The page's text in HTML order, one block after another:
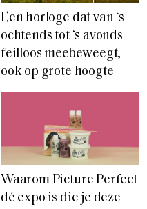
Een horloge dat van ‘s
ochtends tot ‘s avonds
feilloos meebeweegt,
ook op grote hoogte
Waarom Picture Perfect
dé expo is die je deze